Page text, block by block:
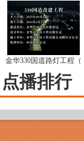
金华330国道路灯工程（
点播排行